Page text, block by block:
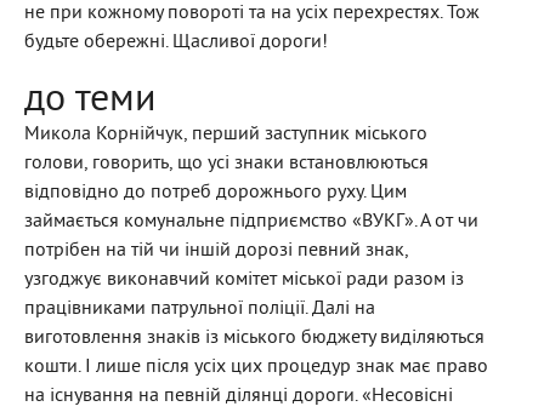
не при кожному повороті та на усіх перехрестях. Тож
будьте обережні. Щасливої дороги!
до теми
Микола Корнійчук, перший заступник міського
голови, говорить, що усі знаки встановлюються
відповідно до потреб дорожнього руху. Цим
займається комунальне підприємство «ВУКГ». А от чи
потрібен на тій чи іншій дорозі певний знак,
узгоджує виконавчий комітет міської ради разом із
працівниками патрульної поліції. Далі на
виготовлення знаків із міського бюджету виділяються
кошти. І лише після усіх цих процедур знак має право
на існування на певній ділянці дороги. «Несовісні